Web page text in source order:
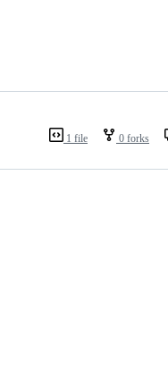
1 file 0 forks